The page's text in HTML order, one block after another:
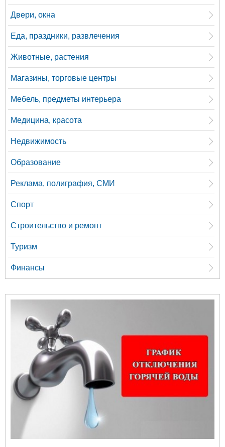
Двери, окна
Еда, праздники, развлечения
Животные, растения
Магазины, торговые центры
Мебель, предметы интерьера
Медицина, красота
Недвижимость
Образование
Реклама, полиграфия, СМИ
Спорт
Строительство и ремонт
Туризм
Финансы